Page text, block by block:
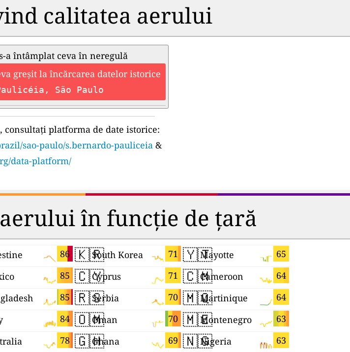
calitatea aerului
a întâmplat ceva în neregulă
greșit la încărcarea datelor istorice
São Paulo
platforma de date istorice:
sao-paulo/s.bernardo-pauliceia &
data-platform/
în funcție de țară
86
85
85
84
78
🇰🇷 71
South Korea
🇨🇾 71
Cyprus
🇷🇸 70
Serbia
🇴🇲 70
Oman
🇬🇭 69
Ghana
🇾🇹 65
Mayotte
🇨🇲 64
Cameroon
🇲🇶 64
Martinique
🇲🇪 63
Montenegro
🇳🇬 63
Nigeria